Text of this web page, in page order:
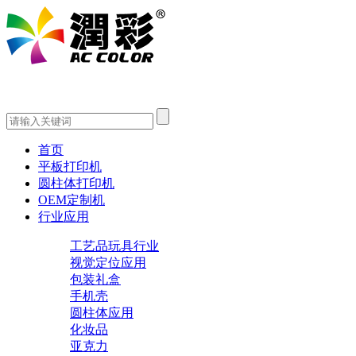
首页
平板打印机
圆柱体打印机
OEM定制机
行业应用
工艺品玩具行业
视觉定位应用
包装礼盒
手机壳
圆柱体应用
化妆品
亚克力